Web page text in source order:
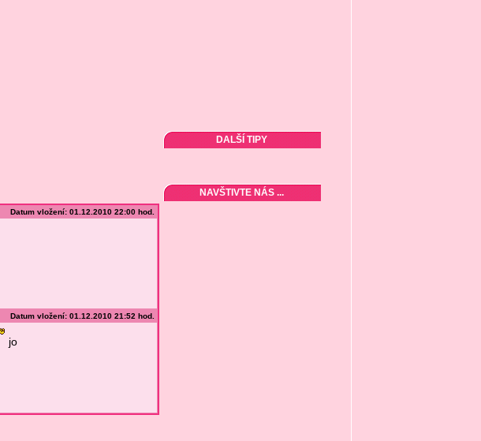
Datum vložení: 01.12.2010 22:00 hod.
Datum vložení: 01.12.2010 21:52 hod.
jo
DALŠÍ TIPY
NAVŠTIVTE NÁS ...